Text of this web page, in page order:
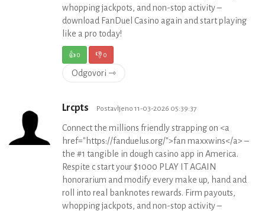
whopping jackpots, and non-stop activity –
download FanDuel Casino again and start playing
like a pro today!
👍0 👎0
Odgovori ⇾
Lrcpts Postavljeno 11-03-2026 05:39:37
Connect the millions friendly strapping on <a
href="https://fanduelus.org/">fan maxxwins</a> –
the #1 tangible in dough casino app in America.
Respite c start your $1000 PLAY IT AGAIN
honorarium and modify every make up, hand and
roll into real banknotes rewards. Firm payouts,
whopping jackpots, and non-stop activity –